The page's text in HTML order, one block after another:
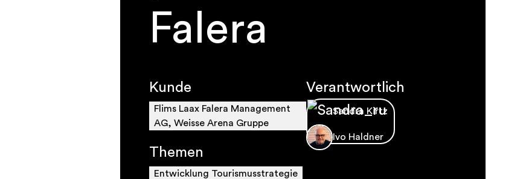
Falera
Kunde
Flims Laax Falera Management
AG, Weisse Arena Gruppe
Themen
Entwicklung Tourismusstrategie
Verantwortlich
Sandra Kirtz
Ivo Haldner